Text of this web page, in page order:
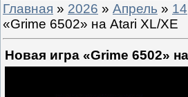
Главная » 2026 » Апрель » 14
«Grime 6502» на Atari XL/XE
Новая игра «Grime 6502»